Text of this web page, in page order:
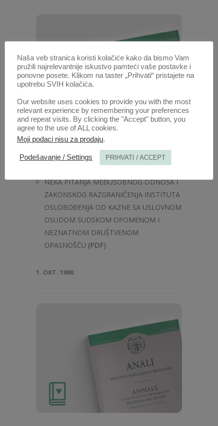
Anali 1988 | Vol 36 | 5
NEKA PITANJA MEĐUSOBNOG ODNOSA I
ZAKONSKOG RAZGRANIČENJA INSTITUTA
OSLOBOĐENJA OD KAZNE SA USLOVNOM
OSUDOM SUDSKOM OPOMENOM I
NEZNATNOM DRUŠTVENOM
OPASNOŠĆU (PDF)
1. OKT. 1980.
Naša veb stranica koristi kolačiće kako da bismo Vam
pružili najrelevantnije iskustvo pamteći vaše postavke i
ponovne posete. Klikom na taster „Prihvati“ pristajete na
upotrebu SVIH kolačića.
Our website uses cookies to provide you with the most
relevant experience by remembering your preferences
and repeat visits. By clicking the "Accept" button, you
agree to the use of ALL cookies.
Moji podaci nisu za prodaju.
Podešavanje / Settings PRIHVATI / ACCEPT